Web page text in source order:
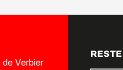
de Verbier